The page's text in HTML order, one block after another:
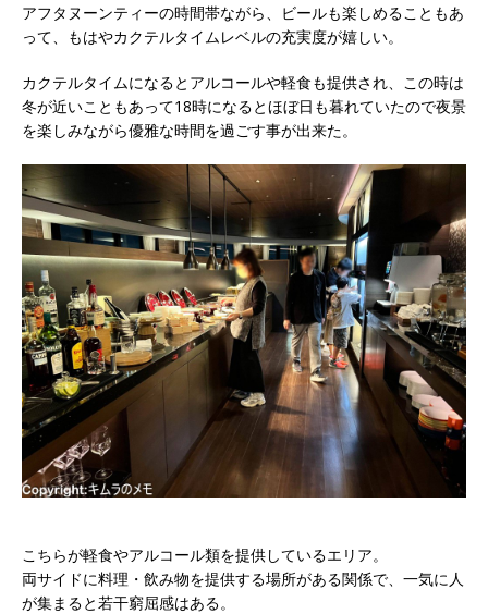
アフタヌーンティーの時間帯ながら、ビールも楽しめることもあ
って、もはやカクテルタイムレベルの充実度が嬉しい。
カクテルタイムになるとアルコールや軽食も提供され、この時は
冬が近いこともあって18時になるとほぼ日も暮れていたので夜景
を楽しみながら優雅な時間を過ごす事が出来た。
こちらが軽食やアルコール類を提供しているエリア。
両サイドに料理・飲み物を提供する場所がある関係で、一気に人
が集まると若干窮屈感はある。